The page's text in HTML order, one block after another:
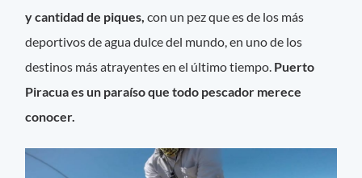
y cantidad de piques, con un pez que es de los más
deportivos de agua dulce del mundo, en uno de los
destinos más atrayentes en el último tiempo. Puerto
Piracua es un paraíso que todo pescador merece
conocer.